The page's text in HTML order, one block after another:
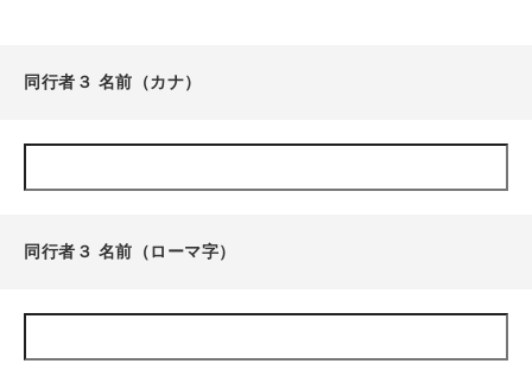
同行者３ 名前（カナ）
同行者３ 名前（ローマ字）